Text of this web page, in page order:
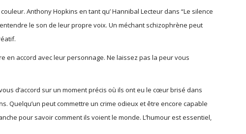
Anthony Hopkins en tant qu’ Hannibal Lecteur dans “Le silence
le son de leur propre voix. Un méchant schizophrène peut
en accord avec leur personnage. Ne laissez pas la peur vous
d’accord sur un moment précis où ils ont eu le cœur brisé dans
Quelqu’un peut commettre un crime odieux et être encore capable
pour savoir comment ils voient le monde. L’humour est essentiel,